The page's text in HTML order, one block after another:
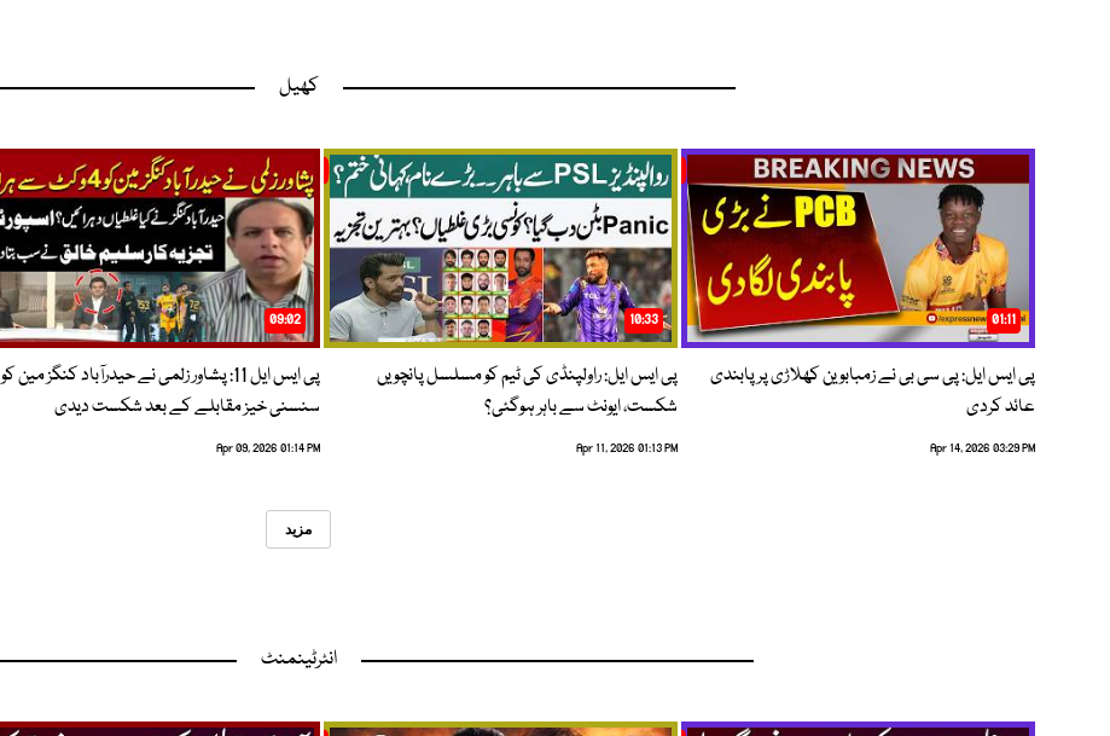
کھیل
01:11
پی ایس ایل: پی سی بی نے زمبابوین کھلاڑی پر پابندی
عائد کردی
Apr 14, 2026 03:29 PM
10:33
پی ایس ایل: راولپنڈی کی ٹیم کو مسلسل پانچویں
شکست، ایونٹ سے باہر ہوگئی؟
Apr 11, 2026 01:13 PM
09:02
پی ایس ایل 11: پشاور زلمی نے حیدرآباد کنگز مین کو
سنسنی خیز مقابلے کے بعد شکست دیدی
Apr 09, 2026 01:14 PM
مزید
انٹرٹینمنٹ